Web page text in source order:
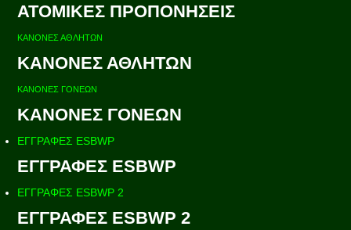
ΑΤΟΜΙΚΕΣ ΠΡΟΠΟΝΗΣΕΙΣ
ΚΑΝΟΝΕΣ ΑΘΛΗΤΩΝ
ΚΑΝΟΝΕΣ ΑΘΛΗΤΩΝ
ΚΑΝΟΝΕΣ ΓΟΝΕΩΝ
ΚΑΝΟΝΕΣ ΓΟΝΕΩΝ
ΕΓΓΡΑΦΕΣ ESBWP
ΕΓΓΡΑΦΕΣ ESBWP
ΕΓΓΡΑΦΕΣ ESBWP 2
ΕΓΓΡΑΦΕΣ ESBWP 2